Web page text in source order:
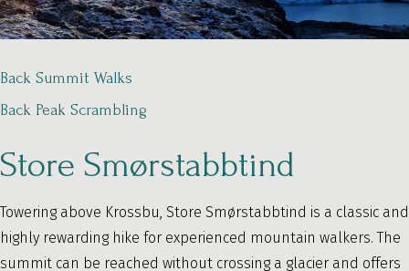
Back Summit Walks
Back Peak Scrambling
Store Smørstabbtind
Towering above Krossbu, Store Smørstabbtind is a classic and
highly rewarding hike for experienced mountain walkers. The
summit can be reached without crossing a glacier and offers